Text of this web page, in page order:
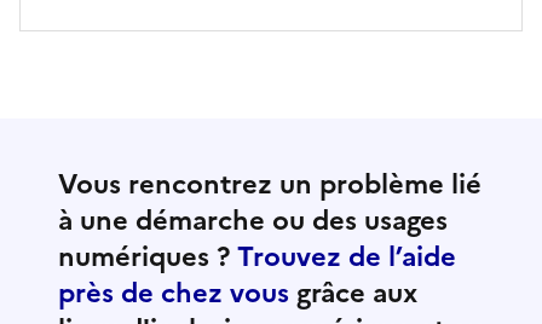
Vous rencontrez un problème lié
à une démarche ou des usages
numériques ?Trouvez de l’aide
près de chez vous grâce aux